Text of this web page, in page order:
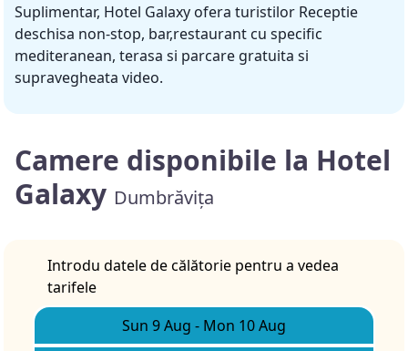
Suplimentar, Hotel Galaxy ofera turistilor Receptie
deschisa non-stop, bar,restaurant cu specific
mediteranean, terasa si parcare gratuita si
supravegheata video.
Camere disponibile la Hotel
Galaxy Dumbrăvița
Introdu datele de călătorie pentru a vedea
tarifele
Sun 9 Aug - Mon 10 Aug